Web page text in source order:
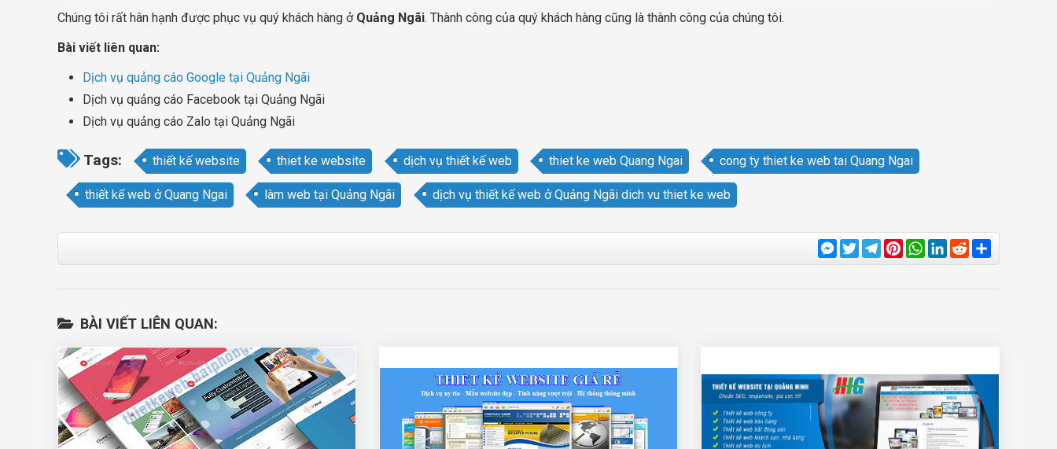
Chúng tôi rất hân hạnh được phục vụ quý khách hàng ở Quảng Ngãi. Thành công của quý khách hàng cũng là thành công của chúng tôi.
Bài viết liên quan:
Dịch vụ quảng cáo Google tại Quảng Ngãi
Dịch vụ quảng cáo Facebook tại Quảng Ngãi
Dịch vụ quảng cáo Zalo tại Quảng Ngãi
Tags: thiết kế website thiet ke website dịch vụ thiết kế web thiet ke web Quang Ngai cong ty thiet ke web tai Quang Ngai
thiết kế web ở Quang Ngai làm web tại Quảng Ngãi dịch vụ thiết kế web ở Quảng Ngãi dich vu thiet ke web
Messenger
TwitterTelegram
Pinterest
WhatsApp
LinkedIn
Reddit
BÀI VIẾT LIÊN QUAN: